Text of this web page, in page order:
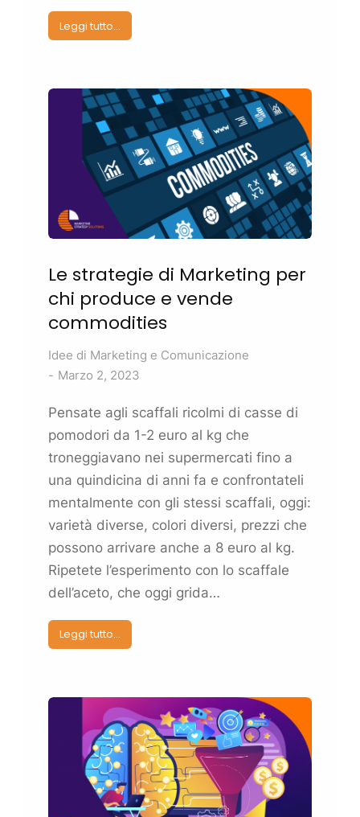
Leggi tutto...
Le strategie di Marketing per
chi produce e vende
commodities
Idee di Marketing e Comunicazione
Marzo 2, 2023
Pensate agli scaffali ricolmi di casse di
pomodori da 1-2 euro al kg che
troneggiavano nei supermercati fino a
una quindicina di anni fa e confrontateli
mentalmente con gli stessi scaffali, oggi:
varietà diverse, colori diversi, prezzi che
possono arrivare anche a 8 euro al kg.
Ripetete l’esperimento con lo scaffale
dell’aceto, che oggi grida…
Leggi tutto...